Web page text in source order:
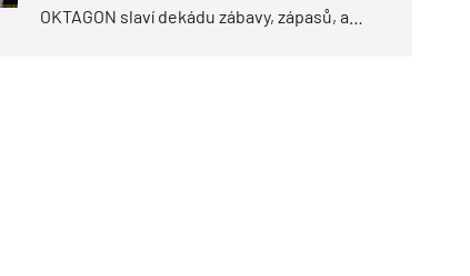
OKTAGON slaví dekádu zábavy, zápasů, a